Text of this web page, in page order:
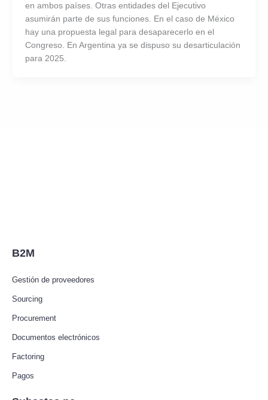
en ambos países. Otras entidades del Ejecutivo
asumirán parte de sus funciones. En el caso de México
hay una propuesta legal para desaparecerlo en el
Congreso. En Argentina ya se dispuso su desarticulación
para 2025.
B2M
Gestión de proveedores
Sourcing
Procurement
Documentos electrónicos
Factoring
Pagos